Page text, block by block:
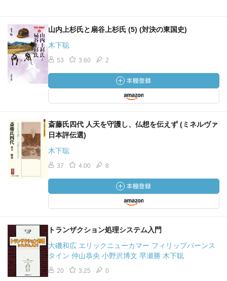
山内上杉氏と扇谷上杉氏 (5) (対決の東国史)
木下聡
53 3.60 2
斎藤氏四代 人天を守護し、仏想を伝えず (ミネルヴァ
日本評伝選)
木下聡
37 4.00 8
トランザクション処理システム入門
大磯和広 エリックニューカマー フィリップバーンス
タイン 仲山恭央 小野沢博文 早瀬勝 木下聡
20 3.25 0